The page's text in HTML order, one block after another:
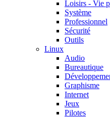
Loisirs - Vie
Système
Professionnel
Sécurité
Outils
Linux
Audio
Bureautique
Graphisme
Internet
Jeux
Pilotes